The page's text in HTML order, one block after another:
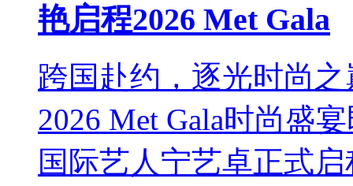
艳启程2026 Met Gala
跨国赴约，逐光时尚
2026 Met Gala时尚盛
国际艺人宁艺卓正式